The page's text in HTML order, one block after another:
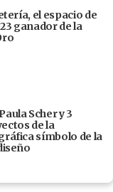
el espacio de
ganador de la
Scher y 3
de la
símbolo de la